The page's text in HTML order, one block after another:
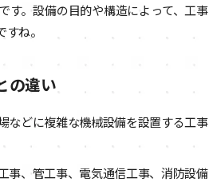
す。設備の目的や構造によって、工事
ね。
の違い
などに複雑な機械設備を設置する工事
事、管工事、電気通信工事、消防設備